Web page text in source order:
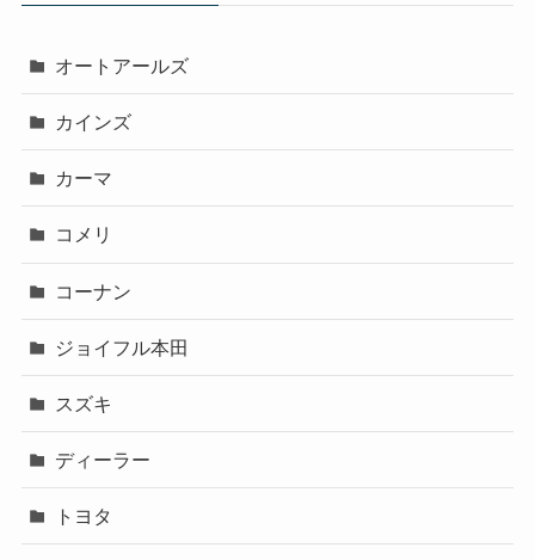
オートアールズ
カインズ
カーマ
コメリ
コーナン
ジョイフル本田
スズキ
ディーラー
トヨタ